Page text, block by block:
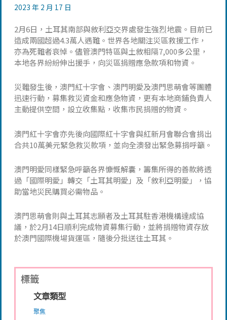
2023 年 2 月 17 日
2月6日，土耳其南部與敘利亞交界處發生強烈地震。目前已
造成兩國超過4.3萬人遇難。世界各地關注災區救援工作，
亦為死難者哀悼。儘管澳門特區與土敘相隔7,000多公里，
本地各界紛紛伸出援手，向災區捐贈應急款項和物資。
災難發生後，澳門紅十字會、澳門明愛及澳門思萌會等團體
迅速行動，募集救災資金和應急物資，更有本地商鋪負責人
主動提供空間，設立收集點，收集市民捐贈的物資。
澳門紅十字會亦先後向國際紅十字會與紅新月會聯合會捐出
合共10萬美元緊急救災款項，並向全澳發出緊急募捐呼籲。
澳門明愛同樣緊急呼籲各界慷慨解囊，籌集所得的善款將透
過「國際明愛」轉交「土耳其明愛」及「敘利亞明愛」，協
助當地災民購買必需物品。
澳門思萌會則與土耳其志願者及土耳其駐香港機構達成協
議，於2月14日順利完成物資募集行動，並將捐贈物資存放
於澳門國際機場貨運區，隨後分批送往土耳其。
標籤
文章類型
聚焦